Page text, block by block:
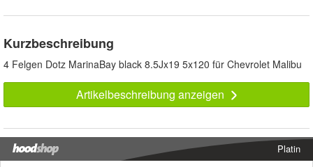
Kurzbeschreibung
4 Felgen Dotz MarinaBay black 8.5Jx19 5x120 für Chevrolet Malibu
Artikelbeschreibung anzeigen
Platin